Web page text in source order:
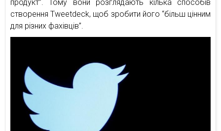
продукт”. Тому вони розглядають кілька способів
створення Tweetdeck, щоб зробити його “більш цінним
для різних фахівців”.